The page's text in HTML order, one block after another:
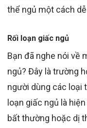
thể ngủ một cách
Rối loạn giấc ngủ
Bạn đã nghe nói về
ngủ? Đây là trường
người dùng các loại
loạn giấc ngủ là
bất thường hoặc dị